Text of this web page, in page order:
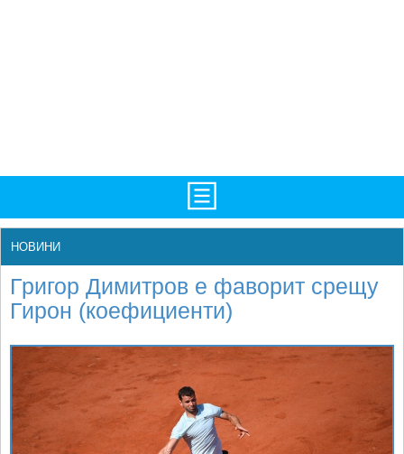
НОВИНИ
БГ
LIVE SCORES
Фотогалерии
Рекорди/Статистика
Любопитно
Истории
НОВИНИ
Григор Димитров е фаворит срещу
Гирон (коефициенти)